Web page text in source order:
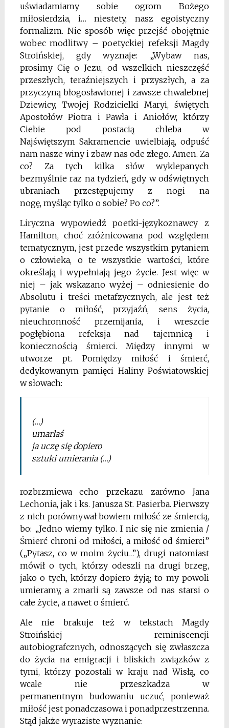
uświadamiamy sobie ogrom Bożego
miłosierdzia, i… niestety, nasz egoistyczny
formalizm. Nie sposób więc przejśćobojętnie
wobec modlitwy – poetyckiej refeksji Magdy
Stroińskiej, gdy wyznaje: „Wybaw nas,
prosimy Cię o Jezu, od wszelkich nieszczęść
przeszłych, teraźniejszych i przyszłych, a za
przyczyną błogosławionej i zawsze chwalebnej
Dziewicy, Twojej Rodzicielki Maryi, świętych
Apostołów Piotra i Pawła i Aniołów,którzy
Ciebie pod postacią chleba w
NajświętszymSakramencie uwielbiają, odpuść
nam nasze winyi zbaw nas ode złego. Amen. Za
co? Za tych kilka słówwyklepanych
bezmyślnie raz na tydzień, gdy w odświętnych
ubraniach przestępujemy z nogi na
nogę, myśląc tylko o sobie? Po co?”.
Liryczna wypowiedź poetki-językoznawcy z
Hamilton, choć zróżnicowana pod względem
tematycznym, jest przede wszystkim pytaniem
o człowieka, o te wszystkie wartości, które
określają i wypełniająjego życie. Jest więc w
niej – jak wskazano wyżej –odniesienie do
Absolutu i treści metafzycznych, ale jest też
pytanie o miłość, przyjaźń, sens życia,
nieuchronność przemijania, i wreszcie
pogłębiona refeksja nad tajemnicą i
koniecznością śmierci. Międzyinnymi w
utworze pt. Pomiędzy miłość i śmierć,
dedykowanym pamięci Haliny Poświatowskiej
w słowach:
(…)
umarłaś
ja uczę się dopiero
sztuki umierania (…)
rozbrzmiewa echo przekazu zarówno Jana
Lechonia,jak i ks. Janusza St. Pasierba. Pierwszy
z nich porównywał bowiem miłość ze śmiercią,
bo: „Jedno wiemy tylko. I nic się nie zmienia /
Śmierć chroni od miłości, a miłość od śmierci”
(„Pytasz, co w moim życiu…”),drugi natomiast
mówił o tych, którzy odeszli na drugi brzeg,
jako o tych, którzy dopiero żyją; to my powoli
umieramy, a zmarli są zawsze od nas starsi o
całe życie, a nawet o śmierć.
Ale nie brakuje też w tekstach Magdy
Stroińskiej reminiscencji
autobiografcznych, odnoszących się zwłaszcza
do życia na emigracji i bliskich związków z
tymi, którzy pozostali w kraju nadWisłą, co
wcale nie przeszkadza w
permanentnym budowaniu uczuć, ponieważ
miłość jest ponadczasowa i ponadprzestrzenna.
Stąd jakże wyraziste wyznanie: